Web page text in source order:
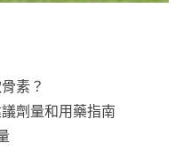
素？
劑量和用藥指南